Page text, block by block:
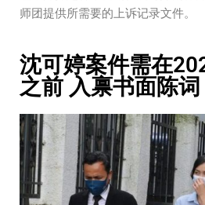
师团提供所需要的上诉记录文件。
沈可婷案件需在
之前 入禀书面陈词